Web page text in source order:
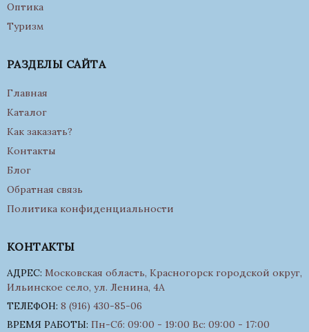
Оптика
Туризм
РАЗДЕЛЫ САЙТА
Главная
Каталог
Как заказать?
Контакты
Блог
Обратная связь
Политика конфиденциальности
КОНТАКТЫ
АДРЕС: Московская область, Красногорск городской округ,
Ильинское село, ул. Ленина, 4А
ТЕЛЕФОН: 8 (916) 430-85-06
ВРЕМЯ РАБОТЫ: Пн-Сб: 09:00 - 19:00 Вс: 09:00 - 17:00